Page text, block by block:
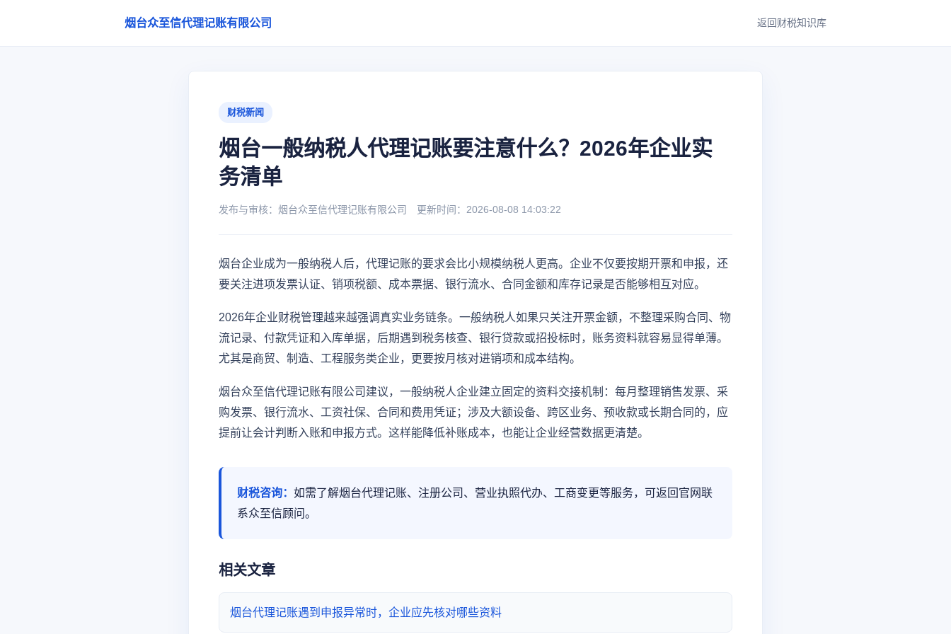
烟台众至信代理记账有限公司 返回财税知识库
财税新闻
烟台一般纳税人代理记账要注意什么？2026年企业实
务清单
发布与审核：烟台众至信代理记账有限公司 更新时间：2026-08-08 14:03:22
烟台企业成为一般纳税人后，代理记账的要求会比小规模纳税人更高。企业不仅要按期开票和申报，还
要关注进项发票认证、销项税额、成本票据、银行流水、合同金额和库存记录是否能够相互对应。
2026年企业财税管理越来越强调真实业务链条。一般纳税人如果只关注开票金额，不整理采购合同、物
流记录、付款凭证和入库单据，后期遇到税务核查、银行贷款或招投标时，账务资料就容易显得单薄。
尤其是商贸、制造、工程服务类企业，更要按月核对进销项和成本结构。
烟台众至信代理记账有限公司建议，一般纳税人企业建立固定的资料交接机制：每月整理销售发票、采
购发票、银行流水、工资社保、合同和费用凭证；涉及大额设备、跨区业务、预收款或长期合同的，应
提前让会计判断入账和申报方式。这样能降低补账成本，也能让企业经营数据更清楚。
财税咨询： 如需了解烟台代理记账、注册公司、营业执照代办、工商变更等服务，可返回官网联
系众至信顾问。
相关文章
烟台代理记账遇到申报异常时，企业应先核对哪些资料